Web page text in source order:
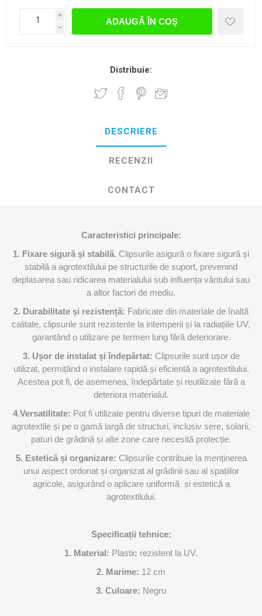
i
h
ADAUGĂ ÎN COȘ
Distribuie:
DESCRIERE
RECENZII
CONTACT
Caracteristici principale:
1. Fixare sigură și stabilă. Clipsurile asigură o fixare sigură și
stabilă a agrotextilului pe structurile de suport, prevenind
deplasarea sau ridicarea materialului sub influența vântului sau
a altor factori de mediu.
2. Durabilitate și rezistență: Fabricate din materiale de înaltă
calitate, clipsurile sunt rezistente la intemperii și la radiațiile UV,
garantând o utilizare pe termen lung fără deteriorare.
3. Ușor de instalat și îndepărtat: Clipsurile sunt ușor de
utilizat, permițând o instalare rapidă și eficientă a agrotextilului.
Acestea pot fi, de asemenea, îndepărtate și reutilizate fără a
deteriora materialul.
4.Versatilitate: Pot fi utilizate pentru diverse tipuri de materiale
agrotextile și pe o gamă largă de structuri, inclusiv sere, solarii,
paturi de grădină și alte zone care necesită protecție.
5. Estetică și organizare: Clipsurile contribuie la menținerea
unui aspect ordonat și organizat al grădinii sau al spațiilor
agricole, asigurând o aplicare uniformă și estetică a
agrotextilului.
Specificații tehnice:
1. Material: Plastic rezistent la UV.
2. Marime: 12 cm
3. Culoare: Negru